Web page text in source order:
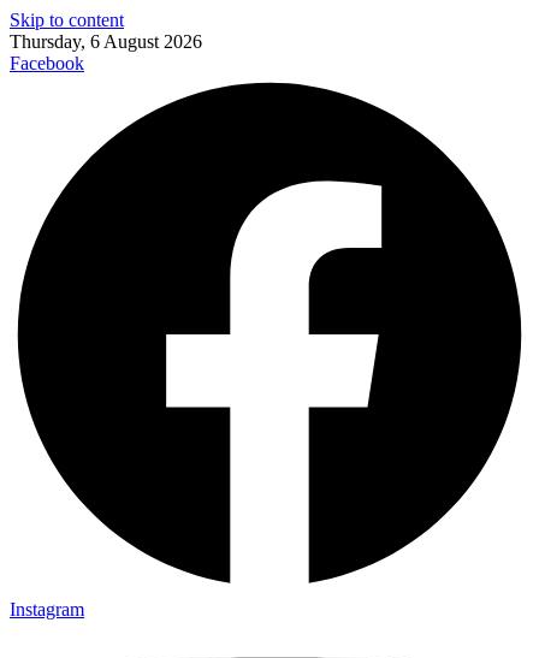
Skip to content
Thursday, 6 August 2026
Facebook
Instagram